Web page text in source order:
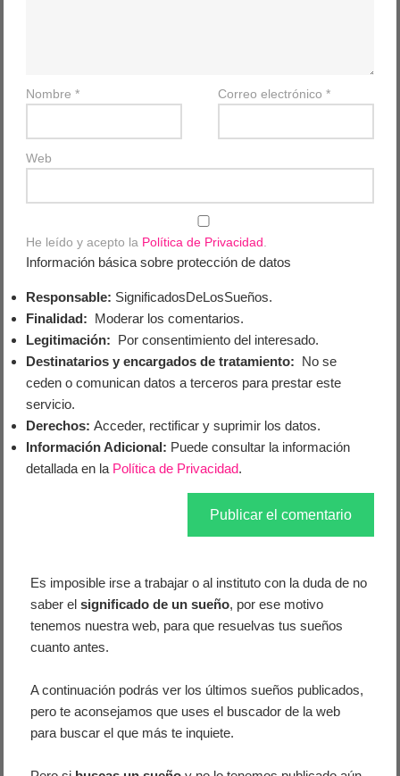
Nombre* Correo electrónico *
Web
He leído y acepto la Política de Privacidad
Información básica sobre protección de datos
Responsable: SignificadosDeLosSueños.
Finalidad: Moderar los comentarios.
Legitimación: Por consentimiento del interesado.
Destinatarios y encargados de tratamiento: No se
ceden o comunican datos a terceros para prestar este
servicio.
Derechos: Acceder, rectificar y suprimir los datos.
Información Adicional: Puede consultar la información
detallada en la Política de Privacidad.
Es imposible irse a trabajar o al instituto con la duda de no
saber elsignificado de un sueño, por ese motivo
tenemos nuestra web, para que resuelvas tus sueños
cuanto antes.
A continuación podrás ver los últimos sueños publicados,
pero te aconsejamos que uses el buscador de la web
para buscar el que más te inquiete.